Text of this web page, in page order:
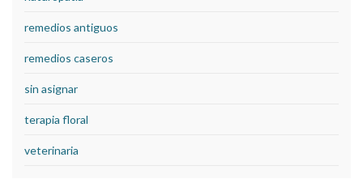
remedios antiguos
remedios caseros
sin asignar
terapia floral
veterinaria